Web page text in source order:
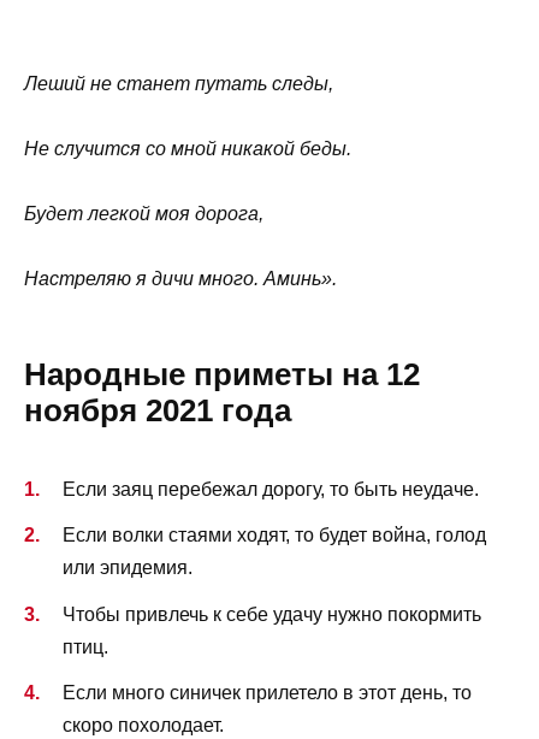
Леший не станет путать следы,
Не случится со мной никакой беды.
Будет легкой моя дорога,
Настреляю я дичи много. Аминь».
Народные приметы на 12
ноября 2021 года
Если заяц перебежал дорогу, то быть неудаче.
Если волки стаями ходят, то будет война, голод
или эпидемия.
Чтобы привлечь к себе удачу нужно покормить
птиц.
Если много синичек прилетело в этот день, то
скоро похолодает.